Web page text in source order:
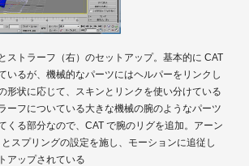
ストラーフ（右）のセットアップ。基本的に CAT
いるが、機械的なパーツにはヘルパーをリンクし
形状に応じて、スキンとリンクを使い分けている
ーフについている大きな機械の腕のようなパーツ
くる部分なので、CAT で腕のリグを追加。アーン
スプリングの設定を施し、モーションに追従し
アップされている